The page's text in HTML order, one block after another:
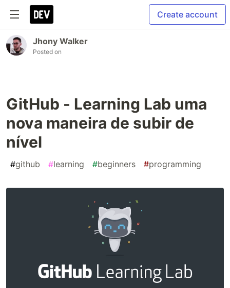
Create account
Jhony Walker
Posted on
GitHub - Learning Lab uma
nova maneira de subir de
nível
#github #learning #beginners #programming